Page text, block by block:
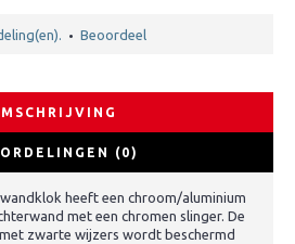
• Beoordeel
(0)
heeft een chroom/aluminium
met een chromen slinger. De
zwarte wijzers wordt beschermd